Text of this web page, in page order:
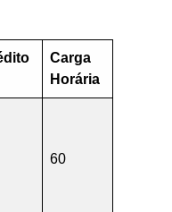
Carga
Horária
60